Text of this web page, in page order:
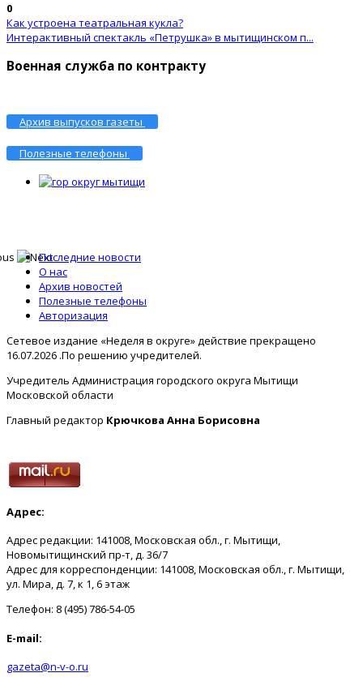
0
Как устроена театральная кукла?
Интерактивный спектакль «Петрушка» в мытищинском п...
Военная служба по контракту
Архив выпусков газеты
Полезные телефоны
Последние новости
О нас
Архив новостей
Полезные телефоны
Авторизация
Сетевое издание «Неделя в округе» действие прекращено
16.07.2026 .По решению учредителей.
Учредитель Администрация городского округа Мытищи
Московской области
Главный редактор Крючкова Анна Борисовна
Адрес:
Адрес редакции: 141008, Московская обл., г. Мытищи,
Новомытищинский пр-т, д. 36/7
Адрес для корреспонденции: 141008, Московская обл., г. Мытищи,
ул. Мира, д. 7, к 1, 6 этаж
Телефон: 8 (495) 786-54-05
E-mail:
gazeta@n-v-o.ru